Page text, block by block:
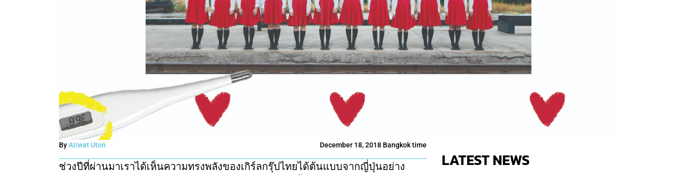
ByAtiwat Uton December 18, 2018 Bangkok time
ช่วงปีที่ผ่านมาเราได้เห็นความทรงพลังของเกิร์ลกรุ๊ปไทยได้ต้นแบบจากญี่ปุ่นอย่าง
LATEST NEWS